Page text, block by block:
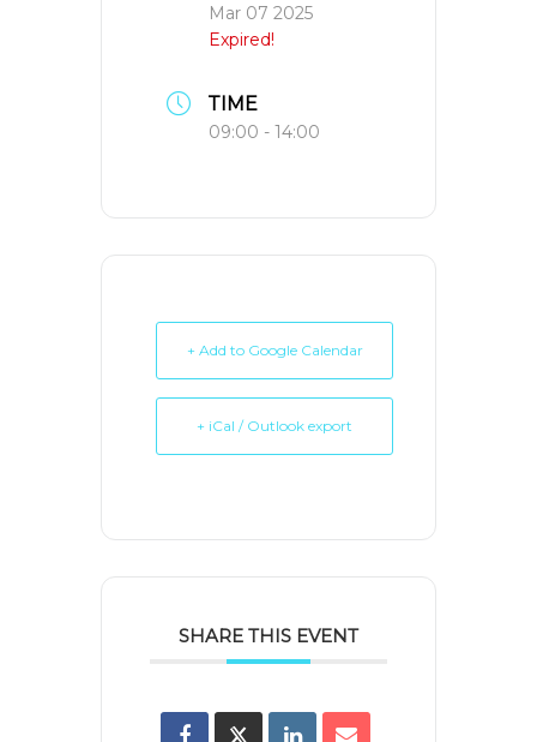
Mar 07 2025
Expired!
TIME
09:00 - 14:00
+ Add to Google Calendar
+ iCal / Outlook export
SHARE THIS EVENT